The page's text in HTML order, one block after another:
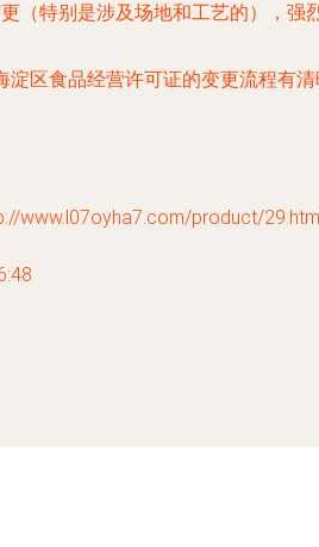
更（特别是涉及场地和工艺的），
淀区食品经营许可证的变更流程有
www.l07oyha7.com/product/